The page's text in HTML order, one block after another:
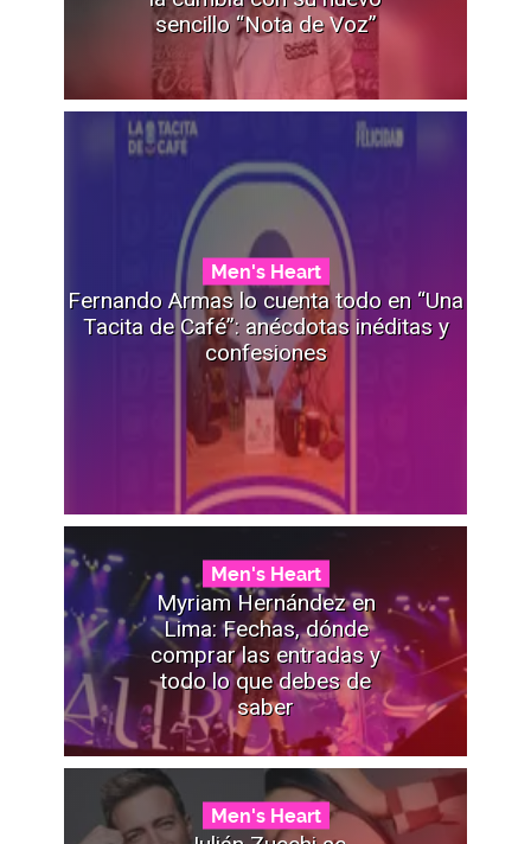
sencillo “Nota de Voz”
Men's Heart
Fernando Armas lo cuenta todo en “Una
Tacita de Café”: anécdotas inéditas y
confesiones
Men's Heart
Myriam Hernández en
Lima: Fechas, dónde
comprar las entradas y
todo lo que debes de
saber
Men's Heart